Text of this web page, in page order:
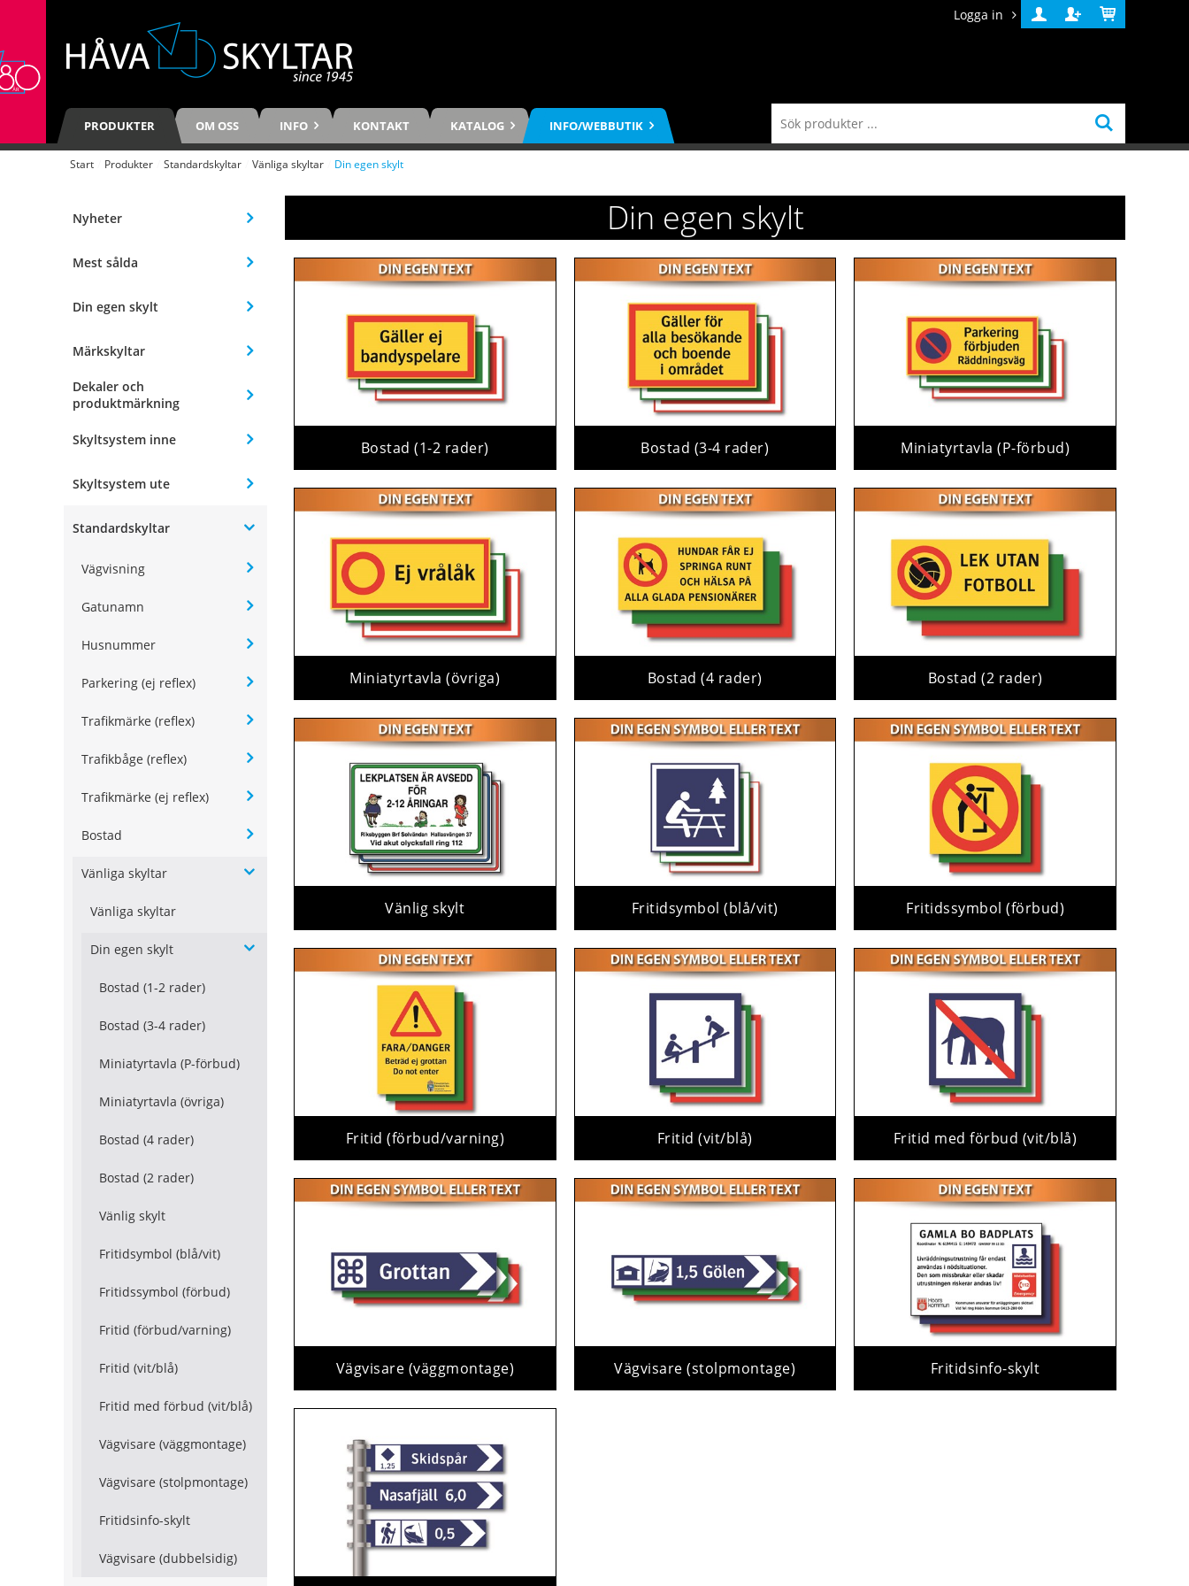
Logga in
Logga
in
Skapa
konto
Varukorg
PRODUKTER OM OSS INFO KONTAKT KATALOG INFO/WEBBUTIK
Start Produkter Standardskyltar Vänliga skyltar Din egen skylt
Nyheter
Mest sålda
Din egen skylt
Märkskyltar
Dekaler och
produktmärkning
Skyltsystem inne
Skyltsystem ute
Standardskyltar
Vägvisning
Gatunamn
Husnummer
Parkering (ej reflex)
Trafikmärke (reflex)
Trafikbåge (reflex)
Trafikmärke (ej reflex)
Bostad
Vänliga skyltar
Vänliga skyltar
Din egen skylt
Bostad (1-2 rader)
Bostad (3-4 rader)
Miniatyrtavla (P-förbud)
Miniatyrtavla (övriga)
Bostad (4 rader)
Bostad (2 rader)
Vänlig skylt
Fritidsymbol (blå/vit)
Fritidssymbol (förbud)
Fritid (förbud/varning)
Fritid (vit/blå)
Fritid med förbud (vit/blå)
Vägvisare (väggmontage)
Vägvisare (stolpmontage)
Fritidsinfo-skylt
Vägvisare (dubbelsidig)
Din egen skylt
Bostad (1-2 rader) Bostad (3-4 rader) Miniatyrtavla (P-förbud)
Miniatyrtavla (övriga) Bostad (4 rader) Bostad (2 rader)
Vänlig skylt Fritidsymbol (blå/vit) Fritidssymbol (förbud)
Fritid (förbud/varning) Fritid (vit/blå) Fritid med förbud (vit/blå)
Vägvisare (väggmontage) Vägvisare (stolpmontage) Fritidsinfo-skylt